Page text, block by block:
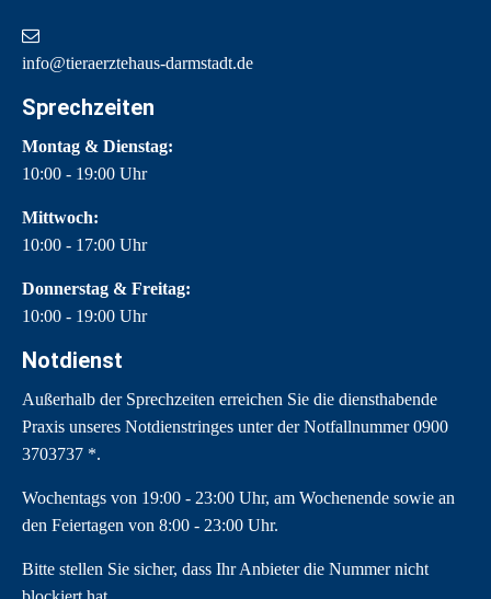
info@tieraerztehaus-darmstadt.de
Sprechzeiten
Montag & Dienstag:
10:00 - 19:00 Uhr
Mittwoch:
10:00 - 17:00 Uhr
Donnerstag & Freitag:
10:00 - 19:00 Uhr
Notdienst
Außerhalb der Sprechzeiten erreichen Sie die diensthabende
Praxis unseres Notdienstringes unter der Notfallnummer0900
3703737 *.
Wochentags von 19:00 - 23:00 Uhr, am Wochenende sowie an
den Feiertagen von 8:00 - 23:00 Uhr.
Bitte stellen Sie sicher, dass Ihr Anbieter die Nummer nicht